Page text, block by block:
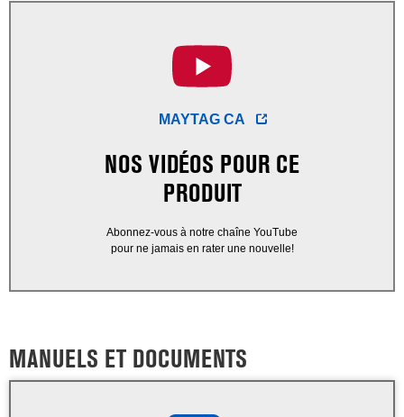
MAYTAG CA
NOS VIDÉOS POUR CE
PRODUIT
Abonnez-vous à notre chaîne YouTube
pour ne jamais en rater une nouvelle!
MANUELS ET DOCUMENTS